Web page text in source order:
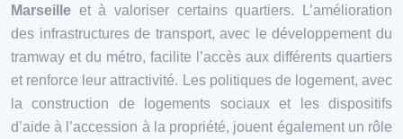
Marseille et à valoriser certains quartiers. L’amélioration
des infrastructures de transport, avec le développement du
tramway et du métro, facilite l’accès aux différents quartiers
et renforce leur attractivité. Les politiques de logement, avec
la construction de logements sociaux et les dispositifs
d’aide à l’accession à la propriété, jouent également un rôle